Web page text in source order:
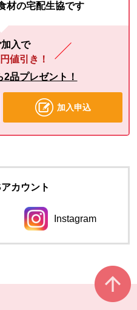
材の宅配生協です
入で
値引き！
2品プレゼント！
加入申込
カウント
で開きます。
Instagram
別のウィンドウ